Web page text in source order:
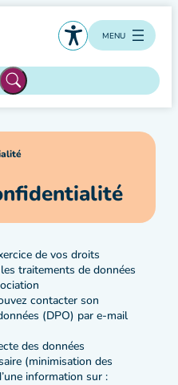
MENU
de vos droits
traitements de données
contacter son
(DPO) par e-mail
des données
(minimisation des
information sur :